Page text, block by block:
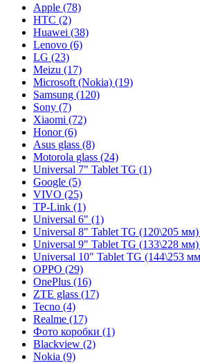
Apple (78)
HTC (2)
Huawei (38)
Lenovo (6)
LG (23)
Meizu (17)
Microsoft (Nokia) (19)
Samsung (120)
Sony (7)
Xiaomi (72)
Honor (6)
Asus glass (8)
Motorola glass (24)
Universal 7" Tablet TG (1)
Google (5)
VIVO (25)
TP-Link (1)
Universal 6" (1)
Universal 8" Tablet TG (120\205
Universal 9" Tablet TG (133\228
Universal 10" Tablet TG (144\253
OPPO (29)
OnePlus (16)
ZTE glass (17)
Tecno (4)
Realme (17)
Фото коробки (1)
Blackview (2)
Nokia (9)